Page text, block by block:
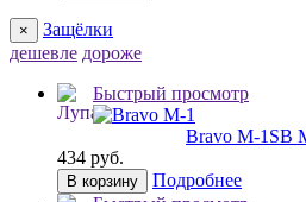
×
Защёлки
дешевле дороже
Быстрый просмотр
Bravo M-1 SB
434 руб.
В корзину
Подробнее